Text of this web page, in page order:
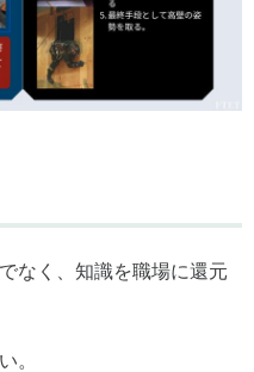
なく、知識を職場に還元
。